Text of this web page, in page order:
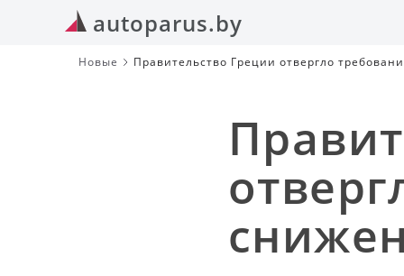
autoparus.by
Новые Правительство Греции отвергло